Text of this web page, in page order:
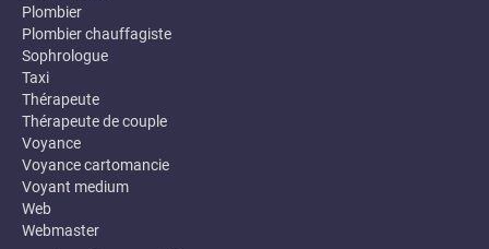
Plombier
Plombier chauffagiste
Sophrologue
Taxi
Thérapeute
Thérapeute de couple
Voyance
Voyance cartomancie
Voyant medium
Web
Webmaster